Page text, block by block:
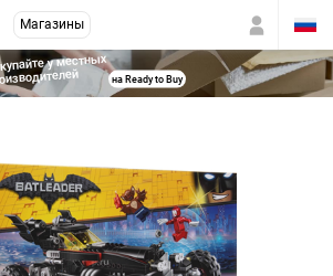
Магазины
у местных
на Ready to Buy